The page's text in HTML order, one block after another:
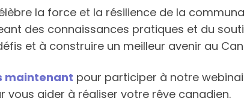
la force et la résilience de la
des connaissances pratiques et du
et à construire un meilleur avenir au
maintenant pour participer à notre
vous aider à réaliser votre rêve canadien.